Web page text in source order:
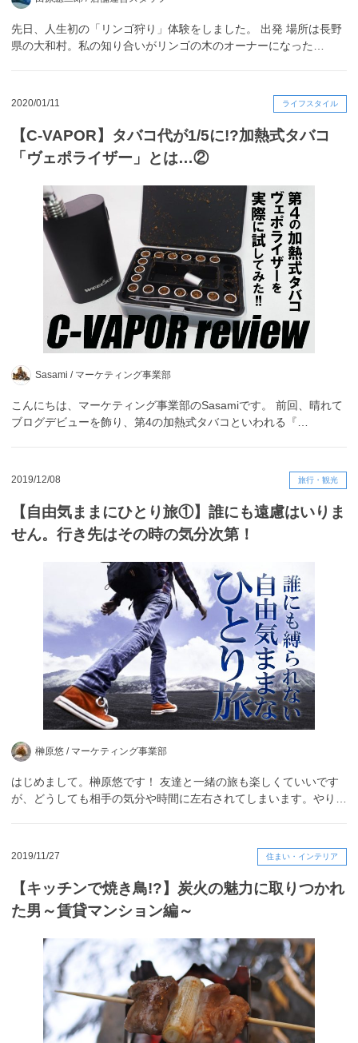
先日、人生初の「リンゴ狩り」体験をしました。 出発 場所は長野
県の大和村。私の知り合いがリンゴの木のオーナーになった…
2020/01/11 ライフスタイル
【C-VAPOR】タバコ代が1/5に!?加熱式タバコ
「ヴェポライザー」とは…②
Sasami / マーケティング事業部
こんにちは、マーケティング事業部のSasamiです。 前回、晴れて
ブログデビューを飾り、第4の加熱式タバコといわれる『…
2019/12/08 旅行・観光
【自由気ままにひとり旅①】誰にも遠慮はいりま
せん。行き先はその時の気分次第！
榊原悠 / マーケティング事業部
はじめまして。榊原悠です！ 友達と一緒の旅も楽しくていいです
が、どうしても相手の気分や時間に左右されてしまいます。やり…
2019/11/27 住まい・インテリア
【キッチンで焼き鳥!?】炭火の魅力に取りつかれ
た男～賃貸マンション編～